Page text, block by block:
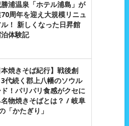
浦温泉「ホテル浦島」が
周年を迎え大規模リニュ
！ 新しくなった日昇館
体験記
本焼きそば紀行】戦後創
代続く郡上八幡のソウル
！パリパリ食感がクセに
物焼きそばとは？ / 岐阜
「かたぎり」